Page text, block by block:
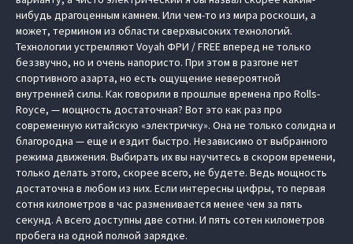
нибудь драгоценным камнем. Или чем-то из мира роскоши, а
может, термином из области сверхвысоких технологий.
Технологии устремляют Voyah ФРИ / FREE вперед не только
беззвучно, но и очень напористо. При этом в разгоне нет
спортивного азарта, но есть ощущение невероятной
внутренней силы. Как говорили в прошлые времена про Rolls-
Royce, — мощность достаточная? Вот это как раз про
современную китайскую «электричку». Она не только солидна и
благородна — еще и ездит быстро. Независимо от выбранного
режима движения. Выбирать их вы научитесь в скором времени,
только делать этого, скорее всего, не будете. Ведь мощность
достаточна в любом из них. Если интересны цифры, то первая
сотня километров в час разменивается менее чем за пять
секунд. А всего доступны две сотни. И пять сотен километров
пробега на одной полной зарядке.